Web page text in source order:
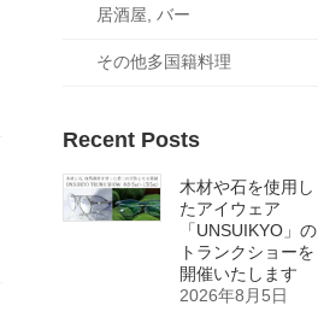
居酒屋, バー
その他多国籍料理
Recent Posts
木材や石を使用し
たアイウェア
「UNSUIKYO」の
トランクショーを
開催いたします
2026年8月5日